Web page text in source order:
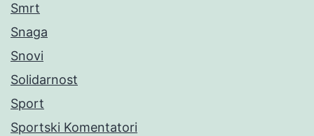
Smrt
Snaga
Snovi
Solidarnost
Sport
Sportski Komentatori